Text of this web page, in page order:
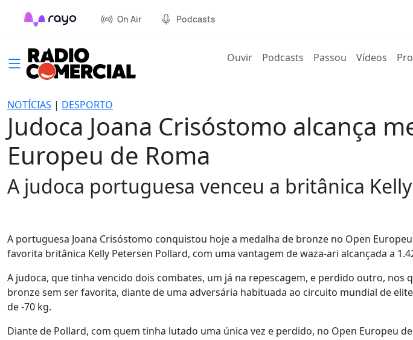
On Air Podcasts
Ouvir(current)
Podcasts Passou Vídeos
NOTÍCIAS | DESPORTO
Judoca Joana Crisóstomo alcança
Europeu de Roma
A judoca portuguesa venceu a britânica
A portuguesa Joana Crisóstomo conquistou hoje a medalha de bronze no Open
favorita britânica Kelly Petersen Pollard, com uma vantagem de waza-ari alcançada a
A judoca, que tinha vencido dois combates, um já na repescagem, e perdido outro, nos
bronze sem ser favorita, diante de uma adversária habituada ao circuito mundial de
de -70 kg.
Diante de Pollard, com quem tinha lutado uma única vez e perdido, no Open Europeu